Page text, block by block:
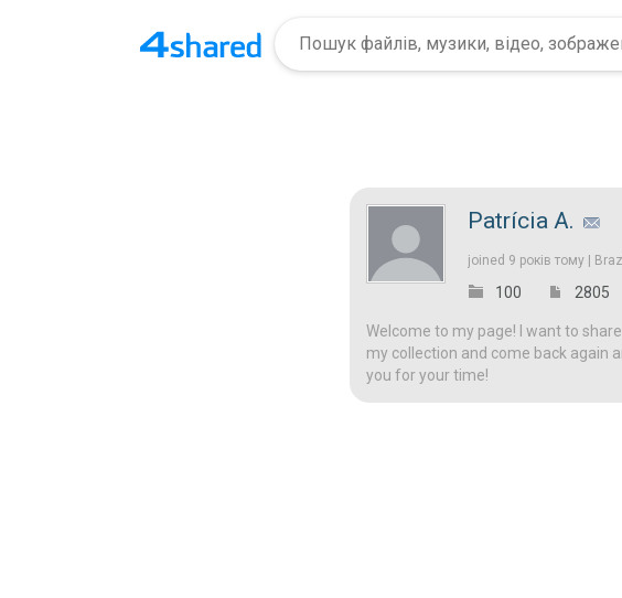
Patrícia A.
joined 9 років тому |
100 2805
Welcome to my page! I want to
my collection and come back again
you for your time!